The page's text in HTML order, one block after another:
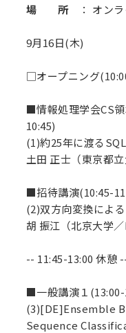
場 所： オンラ
9月16日(木)
□オープニング
■情報処理学会CS
10:45)
(1)約25年に渡る
土田 正士（東京都立
■招待講演(10:45-
(2)双方向変換によ
胡 振江（北京大学／
-- 11:45-13:00 休憩
■一般講演１(13:00-
(3)[DE]Ensemble
Sequence